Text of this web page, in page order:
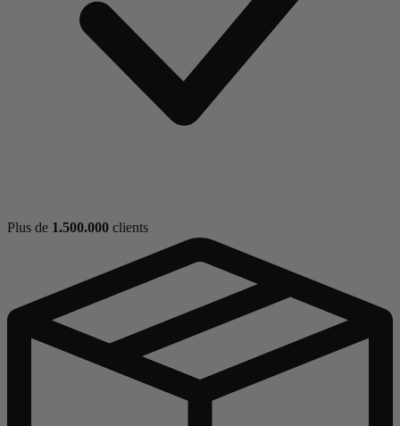
Plus de 1.500.000 clients